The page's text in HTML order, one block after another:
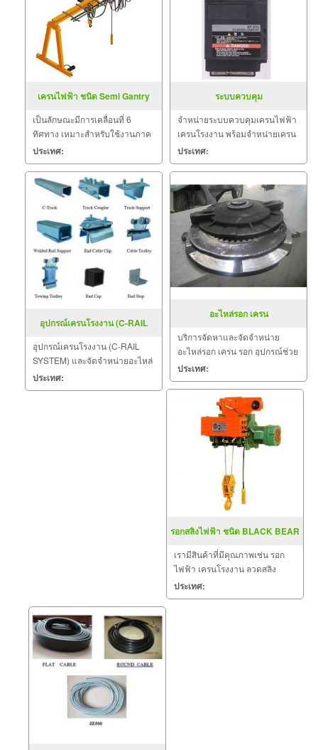
เครนไฟฟ้า ชนิด Semi Gantry
เป็นลักษณะมีการเคลื่อนที่ 6
ทิศทาง เหมาะสำหรับใช้งานภาค
สนาม หรือ งานกลางแจ้งที่ไม่มี
โครงสร้างของตัวอาคาร
ประเทศ:
ระบบควบคุม
จำหน่ายระบบควบคุมเครนไฟฟ้า
เครนโรงงาน พร้อมจำหน่ายเครน
ไฟฟ้า เครนโรงงาน รอกโซ่ไฟฟ้า
รอกสลิงไฟฟ้า และอุปกรณ์เครน
ไฟฟ้าครบวงจร บริการติดตั้ง และ
ออกแบบ
ประเทศ:
อุปกรณ์เครนโรงงาน (C-RAIL
อุปกรณ์เครนโรงงาน (C-RAIL
SYSTEM) และจัดจำหน่ายอะไหล่
รอก เครน รอก อุปกรณ์ช่วยยก
อะไหล่เครนไฟฟ้า ปรับปรุงระบบ
ประเทศ:
อะไหล่รอก เครน
บริการจัดหาและจัดจำหน่าย
อะไหล่รอก เครน รอก อุปกรณ์ช่วย
ยก อะไหล่เครนไฟฟ้าและเครน
โรงงาน ซ่อมเครน ซ่อมรอกไฟฟ้า
ประเทศ:
รอกสลิงไฟฟ้า ชนิด BLACK BEAR
เรามีสินค้าที่มีคุณภาพเช่น รอก
ไฟฟ้า เครนโรงงาน ลวดสลิง
อะไหล่ ระบบไฟฟ้า พร้อมอุปกรณ์
ต่างๆ ไว้คอยให้บริการ ให้กับ
ประเทศ: